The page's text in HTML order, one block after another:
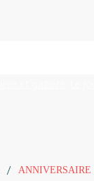
ANNIVERSAIRE